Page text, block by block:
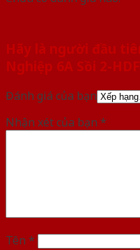
Hãy là người đầu
Nghiệp 6A Sồi 2-
Đánh giá của bạn
Nhận xét của bạn *
Tên *